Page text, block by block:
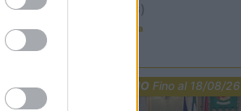
(BG)
Ardesio in scatola
PROMO Fino al 18/08/26